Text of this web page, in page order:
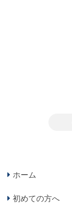
ホーム
初めての方へ